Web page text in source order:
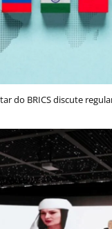
do BRICS discute